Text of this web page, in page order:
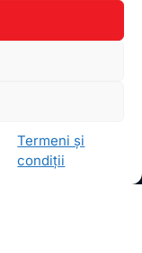
Termeni și
condiții